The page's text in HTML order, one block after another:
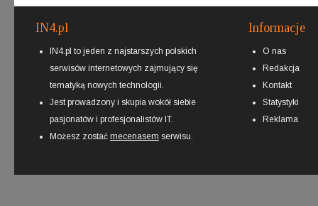
IN4.pl
IN4.pl to jeden z najstarszych polskich
serwisów internetowych zajmujący się
tematyką nowych technologii.
Jest prowadzony i skupia wokół siebie
pasjonatów i profesjonalistów IT.
Możesz zostać mecenasem serwisu.
Informacje
O nas
Redakcja
Kontakt
Statystyki
Reklama